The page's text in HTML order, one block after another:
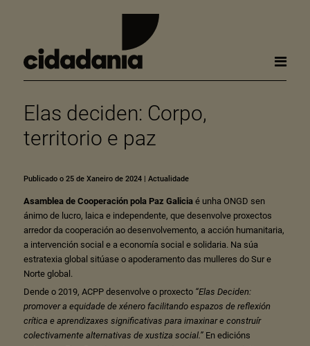
Elas deciden: Corpo,
territorio e paz
Publicado o 25 de Xaneiro de 2024| Actualidade
Asamblea de Cooperación pola Paz Galicia é unha ONGD sen
ánimo de lucro, laica e independente, que desenvolve proxectos
arredor da cooperación ao desenvolvemento, a acción humanitaria,
a intervención social e a economía social e solidaria. Na súa
estratexia global sitúase o apoderamento das mulleres do Sur e
Norte global.
Dende o 2019, ACPP desenvolve o proxecto “Elas Deciden:
promover a equidade de xénero facilitando espazos de reflexión
crítica e aprendizaxes significativas para imaxinar e construír
colectivamente alternativas de xustiza social.” En edicións